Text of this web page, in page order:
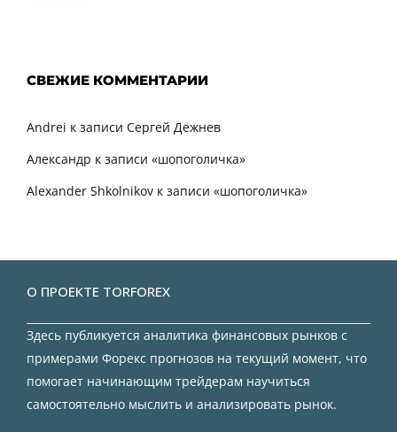
СВЕЖИЕ КОММЕНТАРИИ
Andrei к записи Сергей Дежнев
Александр к записи «шопоголичка»
Alexander Shkolnikov к записи «шопоголичка»
О ПРОЕКТЕ TORFOREX
Здесь публикуется аналитика финансовых рынков с
примерами Форекс прогнозов на текущий момент, что
помогает начинающим трейдерам научиться
самостоятельно мыслить и анализировать рынок.